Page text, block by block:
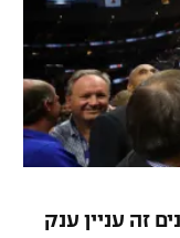
זה עניין ענק